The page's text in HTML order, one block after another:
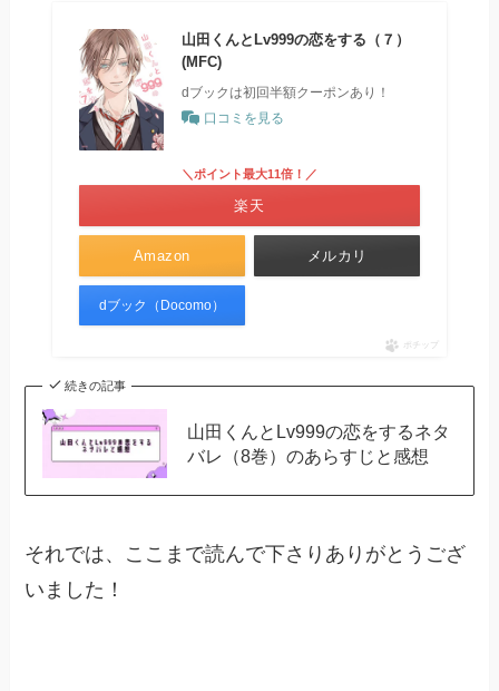
山田くんとLv999の恋をする（７）
(MFC)
dブックは初回半額クーポンあり！
口コミを見る
Amazon
＼ポイント最大11倍！／
楽天
メルカリ
dブック（Docomo）
ポチップ
続きの記事
山田くんとLv999の恋をするネタ
バレ（8巻）のあらすじと感想
それでは、ここまで読んで下さりありがとうござ
いました！